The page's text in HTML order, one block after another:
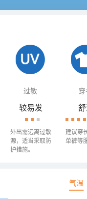
过敏 穿
较易发
外出需远离过敏
源，适当采取防
护措施。
建议穿
单裤等
气温